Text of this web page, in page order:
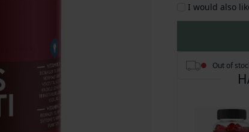
I would also
Out of